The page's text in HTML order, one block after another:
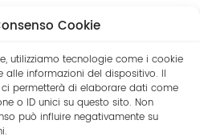
Cookie
utilizziamo tecnologie come i cookie
informazioni del dispositivo. Il
permetterà di elaborare dati come
o ID unici su questo sito. Non
può influire negativamente su